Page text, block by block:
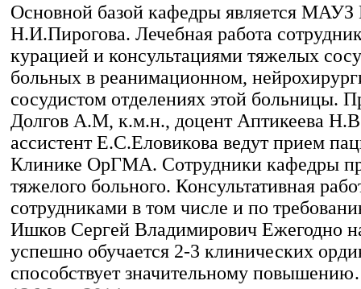
Основной базой кафедры является
Н.И.Пирогова. Лечебная работа
курацией и консультациями тяжелых
больных в реанимационном,
сосудистом отделениях этой больницы.
Долгов А.М, к.м.н., доцент Аптикеева
ассистент Е.С.Еловикова ведут прием
Клинике ОрГМА. Сотрудники кафедры
тяжелого больного. Консультативная
сотрудниками в том числе и по
Ишков Сергей Владимирович Ежегодно
успешно обучается 2-3 клинических
способствует значительному